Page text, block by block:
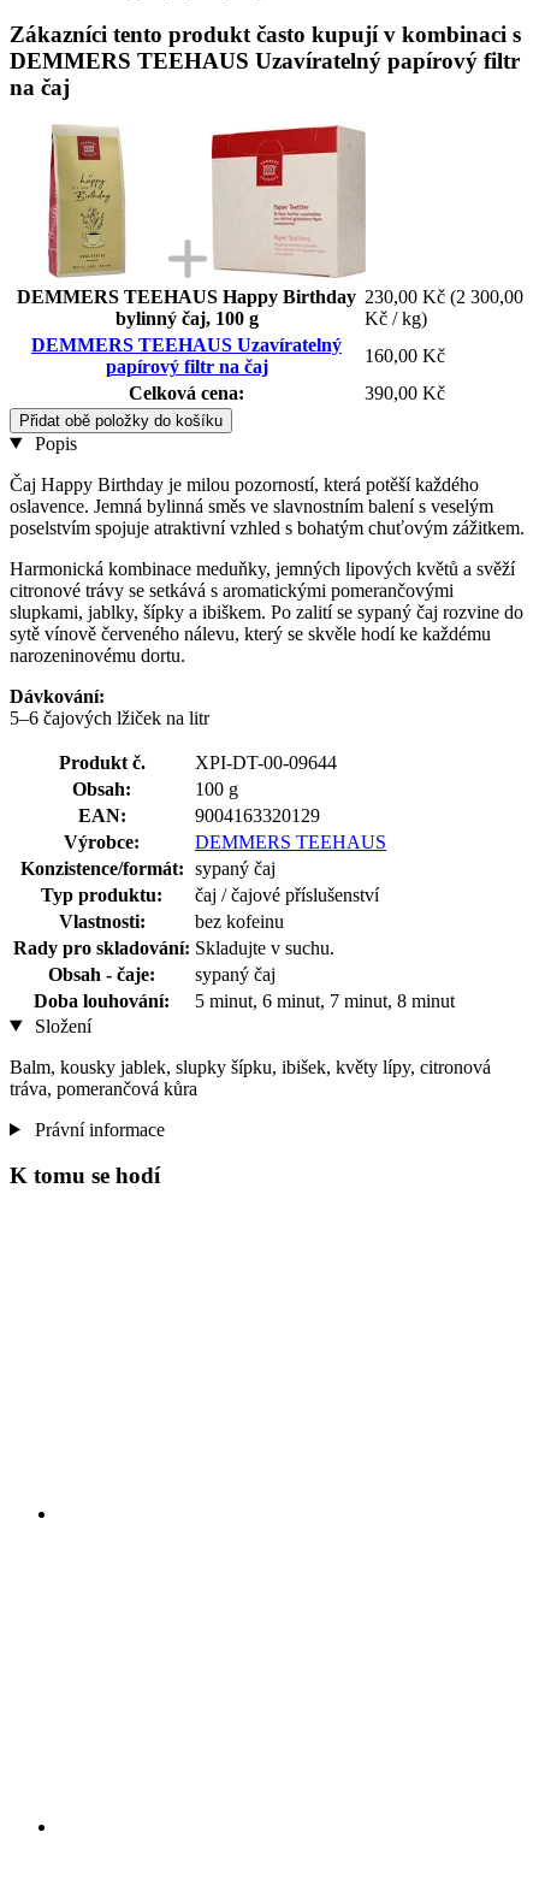
Zákazníci tento produkt často kupují v kombinaci s
DEMMERS TEEHAUS Uzavíratelný papírový filtr
na čaj
DEMMERS TEEHAUS Happy Birthday
bylinný čaj, 100 g
230,00 Kč (2 300,00
Kč / kg)
DEMMERS TEEHAUS Uzavíratelný
papírový filtr na čaj
160,00 Kč
Celková cena:
390,00 Kč
Přidat obě položky do košíku
Popis
Čaj Happy Birthday je milou pozorností, která potěší každého
oslavence. Jemná bylinná směs ve slavnostním balení s veselým
poselstvím spojuje atraktivní vzhled s bohatým chuťovým zážitkem.
Harmonická kombinace meduňky, jemných lipových květů a svěží
citronové trávy se setkává s aromatickými pomerančovými
slupkami, jablky, šípky a ibiškem. Po zalití se sypaný čaj rozvine do
sytě vínově červeného nálevu, který se skvěle hodí ke každému
narozeninovému dortu.
Dávkování:
5–6 čajových lžiček na litr
Produkt č.
XPI-DT-00-09644
Obsah:
100 g
EAN:
9004163320129
Výrobce:
DEMMERS TEEHAUS
Konzistence/formát: sypaný čaj
Typ produktu:
čaj / čajové příslušenství
Vlastnosti:
bez kofeinu
Rady pro skladování: Skladujte v suchu.
Obsah - čaje:
sypaný čaj
Doba louhování:
5 minut, 6 minut, 7 minut, 8 minut
Složení
Balm, kousky jablek, slupky šípku, ibišek, květy lípy, citronová
tráva, pomerančová kůra
Právní informace
K tomu se hodí